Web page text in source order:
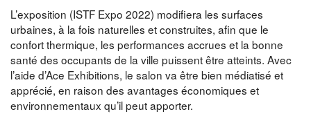
L’exposition (ISTF Expo 2022) modifiera les surfaces
urbaines, à la fois naturelles et construites, afin que le
confort thermique, les performances accrues et la bonne
santé des occupants de la ville puissent être atteints. Avec
l’aide d’Ace Exhibitions, le salon va être bien médiatisé et
apprécié, en raison des avantages économiques et
environnementaux qu’il peut apporter.